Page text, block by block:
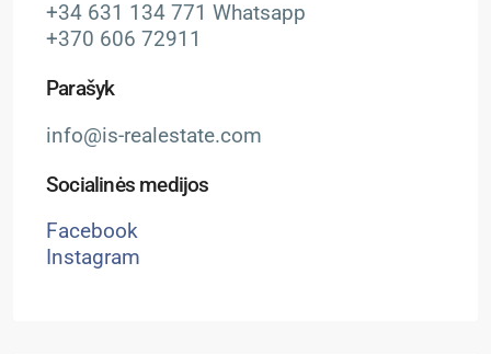
+34 631 134 771 Whatsapp
+370 606 72911
Parašyk
info@is-realestate.com
Socialinės medijos
Facebook
Instagram